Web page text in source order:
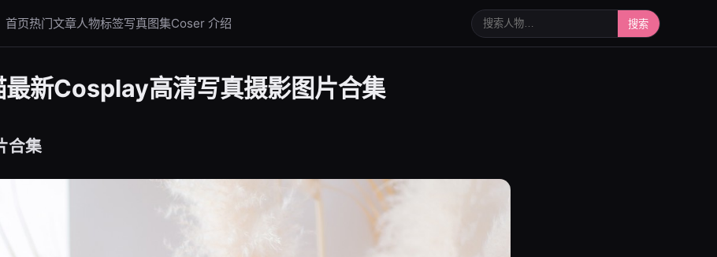
首页热门文章人物标签写真图集Coser 介绍 搜索人物或写真 搜索
最新Cosplay高清写真摄影图片合集
合集